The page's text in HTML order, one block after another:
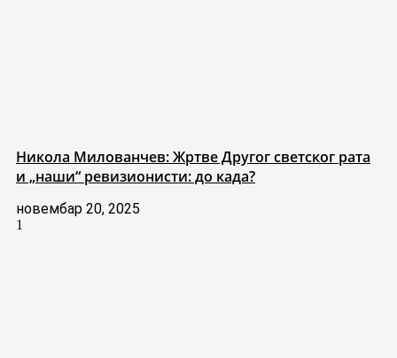
Никола Милованчев: Жртве Другог светског рата
и „наши“ ревизионисти: до када?
новембар 20, 2025